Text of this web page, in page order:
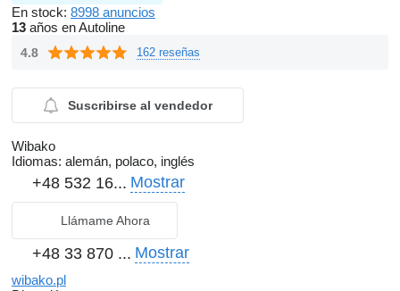
En stock: 8998 anuncios
13 años en Autoline
4.8 162 reseñas
Suscribirse al vendedor
Wibako
Idiomas: alemán, polaco, inglés
+48 532 16... Mostrar
Llámame Ahora
+48 33 870 ... Mostrar
wibako.pl